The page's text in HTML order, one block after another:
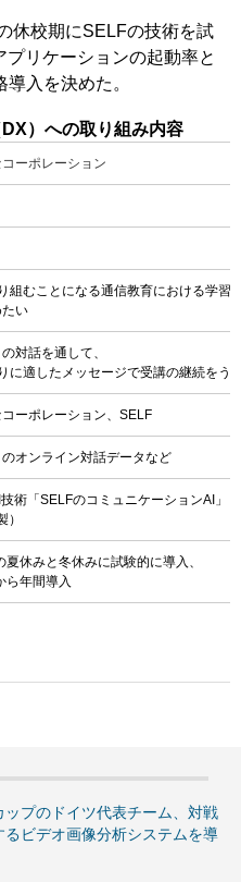
休校期にSELFの技術を試
リケーションの起動率と
入を決めた。
）への取り組み内容
ーポレーション
組むことになる通信教育における学習
い
対話を通して、
に適したメッセージで受講の継続をう
ーポレーション、SELF
オンライン対話データなど
術「SELFのコミュニケーションAI」
）
夏休みと冬休みに試験的に導入、
ら年間導入
プのドイツ代表チーム、対戦
ビデオ画像分析システムを導